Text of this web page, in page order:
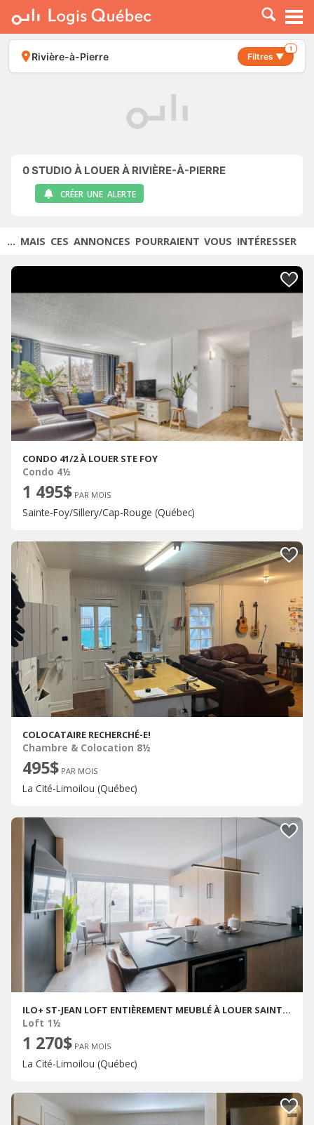
À LOUER
À VENDRE
PLACER UNE ANNONCE
Rivière-à-Pierre Filtres ▼
1
0STUDIO À LOUER À RIVIÈRE-À-PIERRE
CRÉER UNE ALERTE
... MAIS CES ANNONCES POURRAIENT VOUS INTÉRESSER
CONDO 41/2 À LOUER STE FOY
Condo 4½
1 495$ PAR MOIS
Sainte-Foy/Sillery/Cap-Rouge (Québec)
COLOCATAIRE RECHERCHÉ-E!
Chambre & Colocation 8½
495$ PAR MOIS
La Cité-Limoilou (Québec)
ILO+ ST-JEAN LOFT ENTIÈREMENT MEUBLÉ À LOUER SAINT-JEAN-BAPTISTE AOÛT 2026
Loft 1½
1 270$ PAR MOIS
La Cité-Limoilou (Québec)